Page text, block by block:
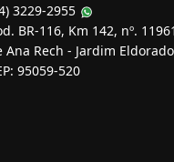
3229-2955
BR-116, Km 142, nº.
Ana Rech - Jardim
95059-520